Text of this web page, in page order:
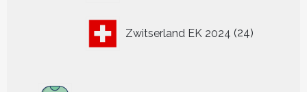
Zwitserland EK 2024 24
producten